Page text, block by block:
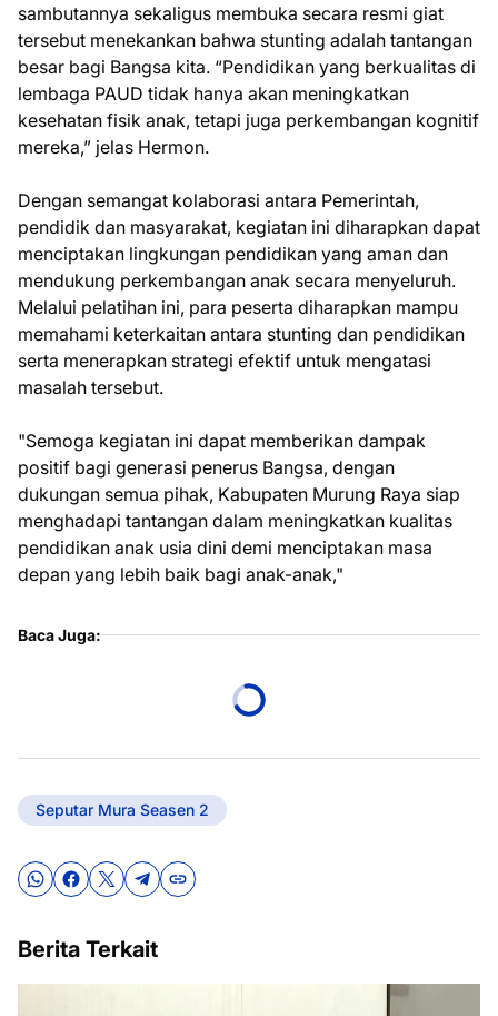
sambutannya sekaligus membuka secara resmi giat
tersebut menekankan bahwa stunting adalah tantangan
besar bagi Bangsa kita. “Pendidikan yang berkualitas di
lembaga PAUD tidak hanya akan meningkatkan
kesehatan fisik anak, tetapi juga perkembangan kognitif
mereka,” jelas Hermon.
Dengan semangat kolaborasi antara Pemerintah,
pendidik dan masyarakat, kegiatan ini diharapkan dapat
menciptakan lingkungan pendidikan yang aman dan
mendukung perkembangan anak secara menyeluruh.
Melalui pelatihan ini, para peserta diharapkan mampu
memahami keterkaitan antara stunting dan pendidikan
serta menerapkan strategi efektif untuk mengatasi
masalah tersebut.
"Semoga kegiatan ini dapat memberikan dampak
positif bagi generasi penerus Bangsa, dengan
dukungan semua pihak, Kabupaten Murung Raya siap
menghadapi tantangan dalam meningkatkan kualitas
pendidikan anak usia dini demi menciptakan masa
depan yang lebih baik bagi anak-anak,"
Baca Juga:
Seputar Mura Seasen 2
Berita Terkait